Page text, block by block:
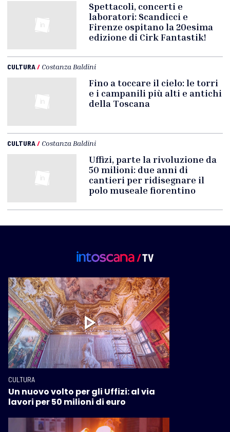
Spettacoli, concerti e
laboratori: Scandicci e
Firenze ospitano la 20esima
edizione di Cirk Fantastik!
CULTURA/ Costanza Baldini
Fino a toccare il cielo: le torri
e i campanili più alti e antichi
della Toscana
CULTURA/ Costanza Baldini
Uffizi, parte la rivoluzione da
50 milioni: due anni di
cantieri per ridisegnare il
polo museale fiorentino
CULTURA
Un nuovo volto per gli Uffizi: al via
lavori per 50 milioni di euro